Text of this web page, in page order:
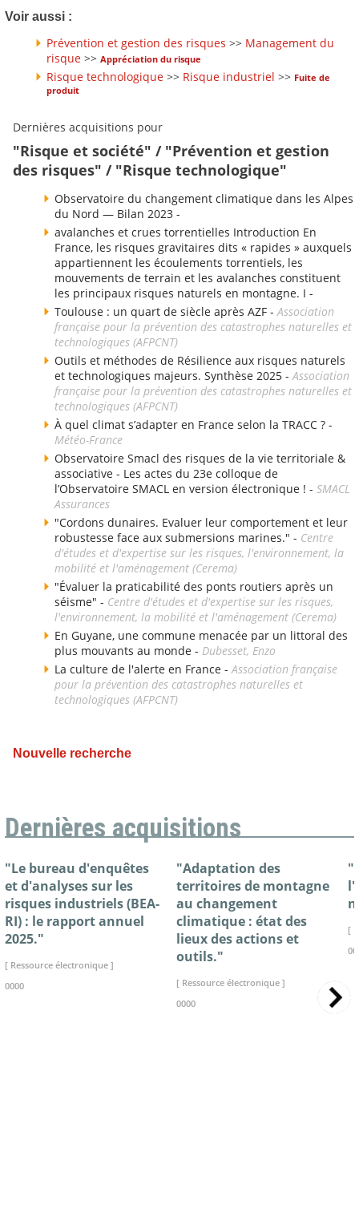
Voir aussi :
Prévention et gestion des risques >> Management du
risque >> Appréciation du risque
Risque technologique >> Risque industriel >> Fuite de
produit
Dernières acquisitions pour
"Risque et société" / "Prévention et gestion
des risques" / "Risque technologique"
Observatoire du changement climatique dans les Alpes
du Nord — Bilan 2023 -
avalanches et crues torrentielles Introduction En
France, les risques gravitaires dits « rapides » auxquels
appartiennent les écoulements torrentiels, les
mouvements de terrain et les avalanches constituent
les principaux risques naturels en montagne. I -
Toulouse : un quart de siècle après AZF -Association
française pour la prévention des catastrophes naturelles et
technologiques (AFPCNT)
Outils et méthodes de Résilience aux risques naturels
et technologiques majeurs. Synthèse 2025 -Association
française pour la prévention des catastrophes naturelles et
technologiques (AFPCNT)
À quel climat s’adapter en France selon la TRACC ? -
Météo-France
Observatoire Smacl des risques de la vie territoriale &
associative - Les actes du 23e colloque de
l’Observatoire SMACL en version électronique ! - SMACL
Assurances
"Cordons dunaires. Evaluer leur comportement et leur
robustesse face aux submersions marines." - Centre
d'études et d'expertise sur les risques, l'environnement, la
mobilité et l'aménagement (Cerema)
"Évaluer la praticabilité des ponts routiers après un
séisme" - Centre d'études et d'expertise sur les risques,
l'environnement, la mobilité et l'aménagement (Cerema)
En Guyane, une commune menacée par un littoral des
plus mouvants au monde - Dubesset, Enzo
La culture de l'alerte en France -Association française
pour la prévention des catastrophes naturelles et
technologiques (AFPCNT)
Nouvelle recherche
Dernières acquisitions
"Le bureau d'enquêtes
et d'analyses sur les
risques industriels (BEA-
RI) : le rapport annuel
2025."
[ Ressource électronique ]
0000
"Adaptation des
territoires de montagne
au changement
climatique : état des
lieux des actions et
outils."
[ Ressource électronique ]
0000
[